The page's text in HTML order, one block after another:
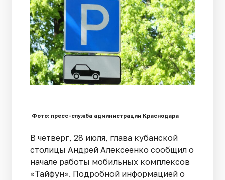
Фото: пресс-служба администрации Краснодара
В четверг, 28 июля, глава кубанской
столицы Андрей Алексеенко сообщил о
начале работы мобильных комплексов
«Тайфун». Подробной информацией о